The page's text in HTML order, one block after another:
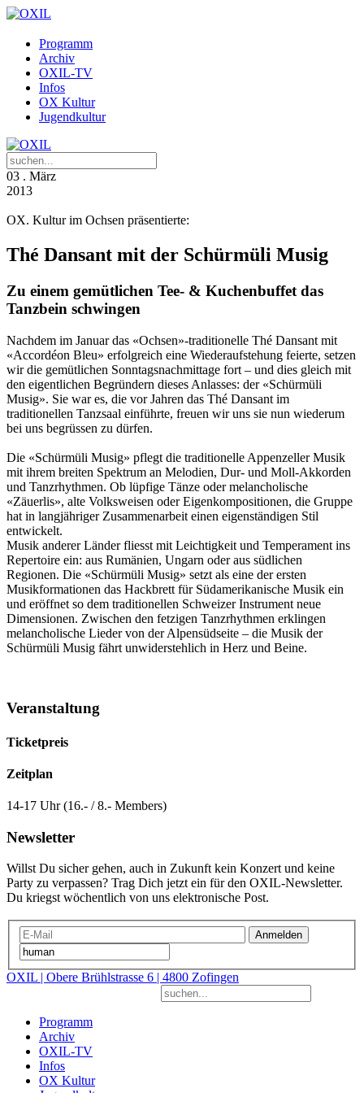
Programm
Archiv
OXIL-TV
Infos
OX Kultur
Jugendkultur
03 . März
2013
OX. Kultur im Ochsen präsentierte:
Thé Dansant mit der Schürmüli Musig
Zu einem gemütlichen Tee- & Kuchenbuffet das
Tanzbein schwingen
Nachdem im Januar das «Ochsen»-traditionelle Thé Dansant mit
«Accordéon Bleu» erfolgreich eine Wiederaufstehung feierte, setzen
wir die gemütlichen Sonntagsnachmittage fort – und dies gleich mit
den eigentlichen Begründern dieses Anlasses: der «Schürmüli
Musig». Sie war es, die vor Jahren das Thé Dansant im
traditionellen Tanzsaal einführte, freuen wir uns sie nun wiederum
bei uns begrüssen zu dürfen.
Die «Schürmüli Musig» pflegt die traditionelle Appenzeller Musik
mit ihrem breiten Spektrum an Melodien, Dur- und Moll-Akkorden
und Tanzrhythmen. Ob lüpfige Tänze oder melancholische
«Zäuerlis», alte Volksweisen oder Eigenkompositionen, die Gruppe
hat in langjähriger Zusammenarbeit einen eigenständigen Stil
entwickelt.
Musik anderer Länder fliesst mit Leichtigkeit und Temperament ins
Repertoire ein: aus Rumänien, Ungarn oder aus südlichen
Regionen. Die «Schürmüli Musig» setzt als eine der ersten
Musikformationen das Hackbrett für Südamerikanische Musik ein
und eröffnet so dem traditionellen Schweizer Instrument neue
Dimensionen. Zwischen den fetzigen Tanzrhythmen erklingen
melancholische Lieder von der Alpensüdseite – die Musik der
Schürmüli Musig fährt unwiderstehlich in Herz und Beine.
Veranstaltung
Ticketpreis
Zeitplan
14-17 Uhr (16.- / 8.- Members)
Newsletter
Willst Du sicher gehen, auch in Zukunft kein Konzert und keine
Party zu verpassen? Trag Dich jetzt ein für den OXIL-Newsletter.
Du kriegst wöchentlich von uns elektronische Post.
Anmelden
OXIL | Obere Brühlstrasse 6 | 4800 Zofingen
Programm
Archiv
OXIL-TV
Infos
OX Kultur